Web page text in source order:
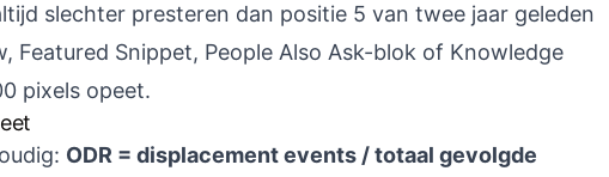
slechter presteren dan positie 5 van twee jaar geleden
Featured Snippet, People Also Ask-blok of Knowledge
pixels opeet.
ODR = displacement events / totaal gevolgde